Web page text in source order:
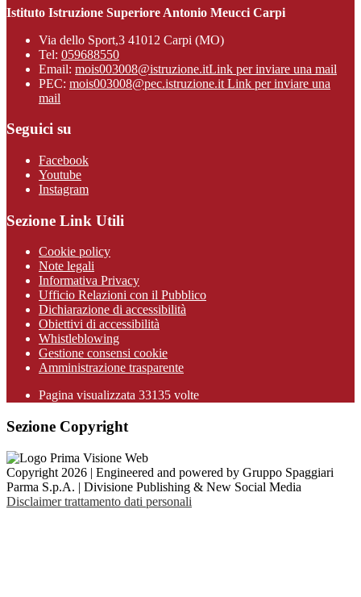
Istituto Istruzione Superiore Antonio Meucci Carpi
Via dello Sport,3 41012 Carpi (MO)
Tel: 059688550
Email: mois003008@istruzione.itLink per inviare una mail
PEC: mois003008@pec.istruzione.it Link per inviare una
mail
Seguici su
Facebook
Youtube
Instagram
Sezione Link Utili
Cookie policy
Note legali
Informativa Privacy
Ufficio Relazioni con il Pubblico
Dichiarazione di accessibilità
Obiettivi di accessibilità
Whistleblowing
Gestione consensi cookie
Amministrazione trasparente
Pagina visualizzata 33135 volte
Sezione Copyright
Copyright 2026 | Engineered and powered by Gruppo Spaggiari
Parma S.p.A. | Divisione Publishing & New Social Media
Disclaimer trattamento dati personali